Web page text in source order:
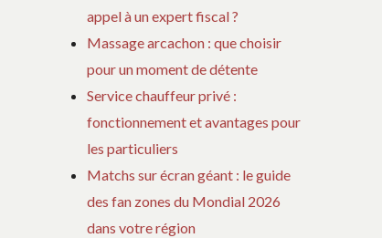
appel à un expert fiscal ?
Massage arcachon : que choisir
pour un moment de détente
Service chauffeur privé :
fonctionnement et avantages pour
les particuliers
Matchs sur écran géant : le guide
des fan zones du Mondial 2026
dans votre région